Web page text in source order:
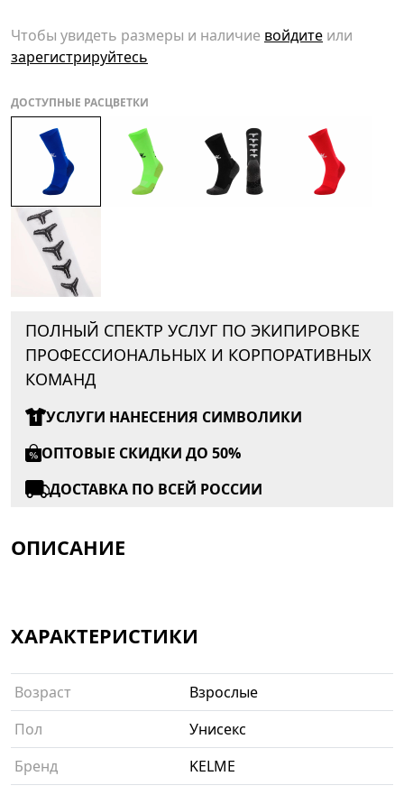
Чтобы увидеть размеры и наличие войдите или
зарегистрируйтесь
ДОСТУПНЫЕ РАСЦВЕТКИ
ПОЛНЫЙ СПЕКТР УСЛУГ ПО ЭКИПИРОВКЕ
ПРОФЕССИОНАЛЬНЫХ И КОРПОРАТИВНЫХ
КОМАНД
УСЛУГИ НАНЕСЕНИЯ СИМВОЛИКИ
ОПТОВЫЕ СКИДКИ ДО 50%
ДОСТАВКА ПО ВСЕЙ РОССИИ
ОПИСАНИЕ
ХАРАКТЕРИСТИКИ
Возраст
Взрослые
Пол
Унисекс
Бренд
KELME